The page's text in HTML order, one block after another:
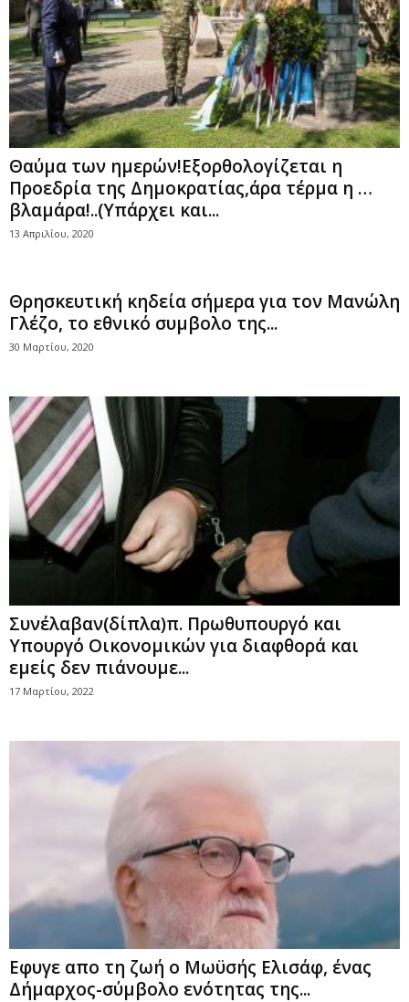
Θαύμα των ημερών!Εξορθολογίζεται η
Προεδρία της Δημοκρατίας,άρα τέρμα η …
βλαμάρα!..(Υπάρχει και...
13 Απριλίου, 2020
Θρησκευτική κηδεία σήμερα για τον Μανώλη
Γλέζο, το εθνικό συμβολο της...
30 Μαρτίου, 2020
Συνέλαβαν(δίπλα)π. Πρωθυπουργό και
Υπουργό Οικονομικών για διαφθορά και
εμείς δεν πιάνουμε...
17 Μαρτίου, 2022
Εφυγε απο τη ζωή ο Μωϋσής Ελισάφ, ένας
Δήμαρχος-σύμβολο ενότητας της...